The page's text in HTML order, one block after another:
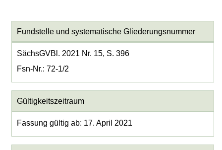
Fundstelle und systematische Gliederungsnummer
SächsGVBl. 2021 Nr. 15, S. 396
Fsn-Nr.: 72-1/2
Gültigkeitszeitraum
Fassung gültig ab: 17. April 2021